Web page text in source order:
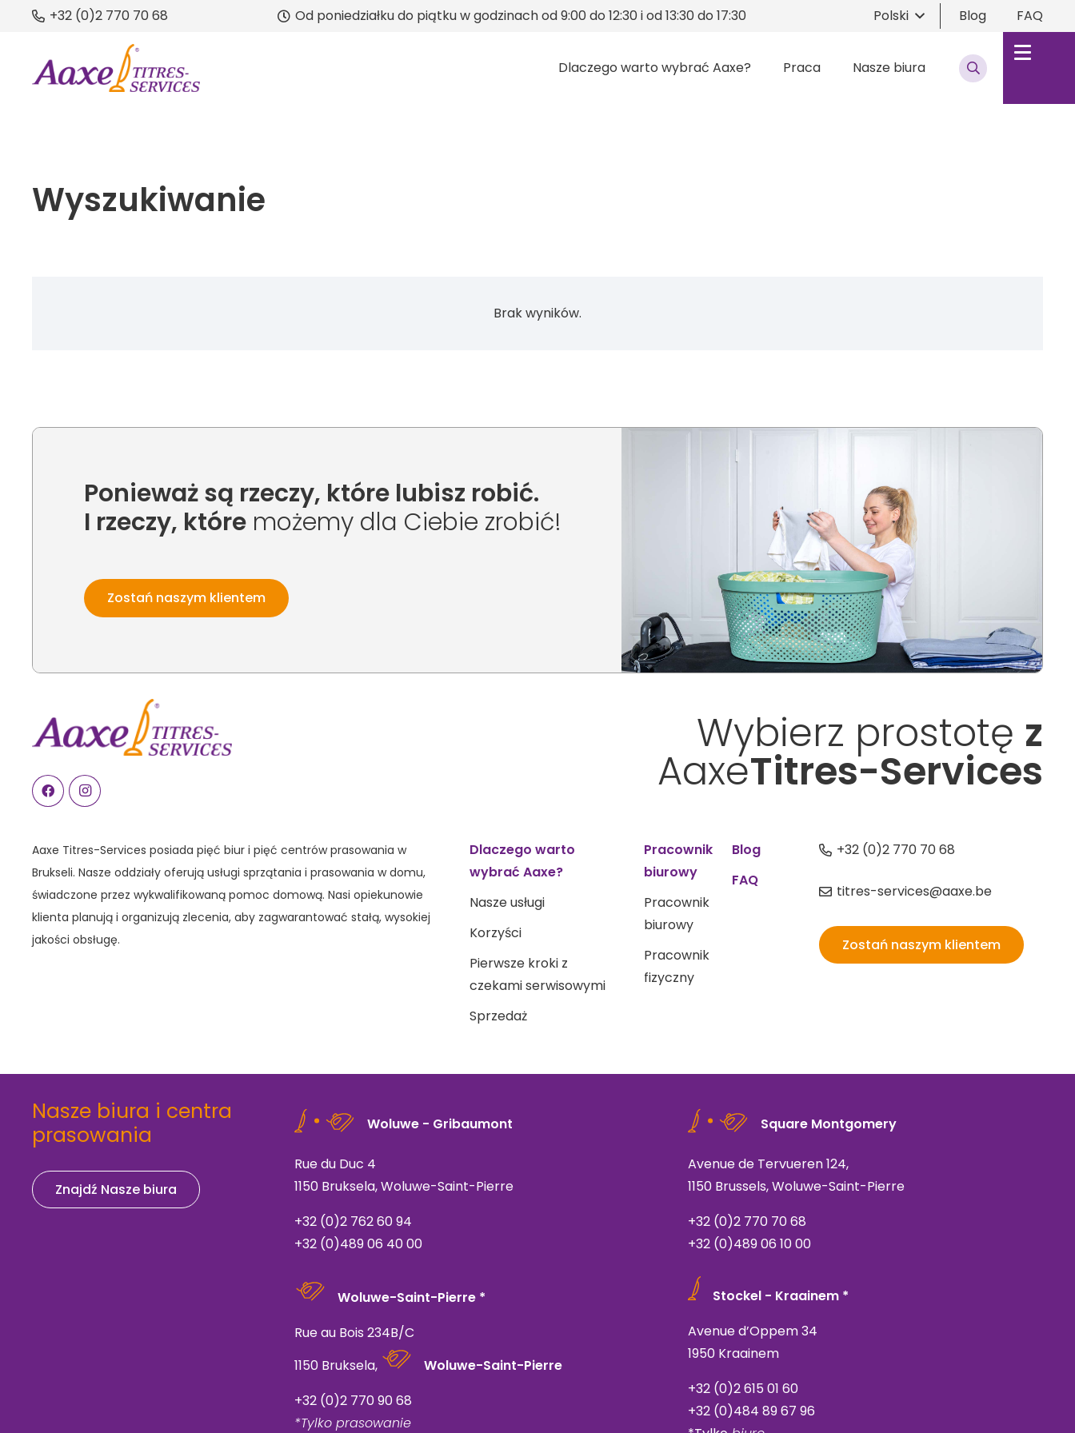
+32 (0)2 770 70 68 Od poniedziałku do piątku w godzinach od 9:00 do 12:30 i od 13:30 do 17:30 Polski Blog FAQ
Dlaczego warto wybrać Aaxe? Praca Nasze biura
Wyszukiwanie
Brak wyników.
Ponieważ są rzeczy, które lubisz robić.
I rzeczy, które możemy dla Ciebie zrobić!
Zostań naszym klientem
Wybierz prostotę z
AaxeTitres-Services
Aaxe Titres-Services posiada pięć biur i pięć centrów prasowania w
Brukseli. Nasze oddziały oferują usługi sprzątania i prasowania w domu,
świadczone przez wykwalifikowaną pomoc domową. Nasi opiekunowie
klienta planują i organizują zlecenia, aby zagwarantować stałą, wysokiej
jakości obsługę.
Dlaczego warto
wybrać Aaxe?
Nasze usługi
Korzyści
Pierwsze kroki z
czekami serwisowymi
Sprzedaż
Pracownik
biurowy
Pracownik
biurowy
Pracownik
fizyczny
Blog
FAQ
+32 (0)2 770 70 68
titres-services@aaxe.be
Zostań naszym klientem
Nasze biura i centra
prasowania
Znajdź Nasze biura
Woluwe - Gribaumont
Rue du Duc 4
1150 Bruksela, Woluwe-Saint-Pierre
+32 (0)2 762 60 94
+32 (0)489 06 40 00
Square Montgomery
Avenue de Tervueren 124,
1150 Brussels, Woluwe-Saint-Pierre
+32 (0)2 770 70 68
+32 (0)489 06 10 00
Woluwe-Saint-Pierre *
Rue au Bois 234B/C
1150 Bruksela,
Woluwe-Saint-Pierre
+32 (0)2 770 90 68
*Tylko prasowanie
Stockel - Kraainem *
Avenue d’Oppem 34
1950 Kraainem
+32 (0)2 615 01 60
+32 (0)484 89 67 96